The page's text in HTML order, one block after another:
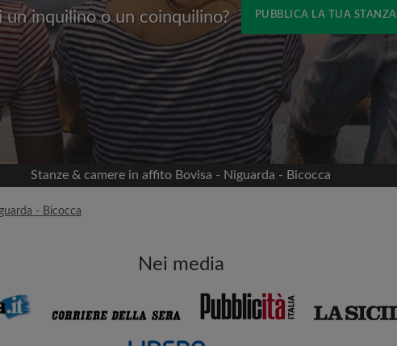
un inquilino o un coinquilino? PUBBLICA LA TUA STANZA
nella tua cronologia
per te
Nome
Data di trasferimento
Stanze & camere in affito Bovisa - Niguarda - Bicocca
- Bicocca
Nei media